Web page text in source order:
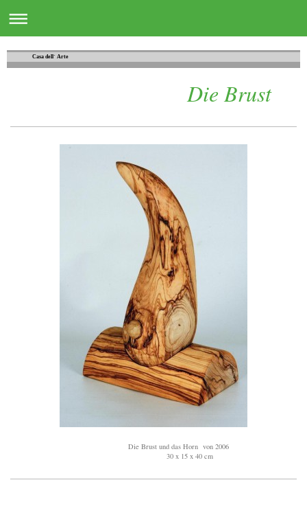
Casa dell´ Arte
Die Brust
Die Brust und das Horn von 2006
30 x 15 x 40 cm